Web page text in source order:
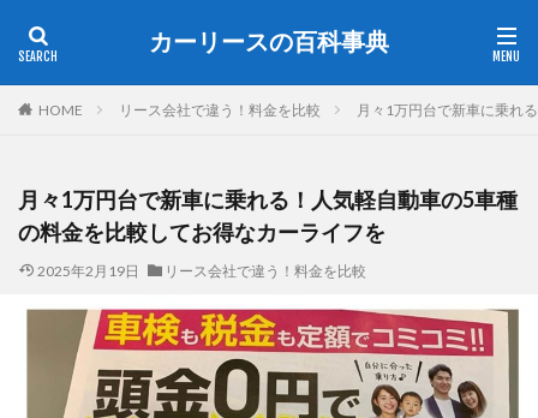
カーリースの百科事典
HOME リース会社で違う！料金を比較 月々1万円台で新車に乗れ
月々1万円台で新車に乗れる！人気軽自動車の5車種
の料金を比較してお得なカーライフを
2025年2月19日 リース会社で違う！料金を比較